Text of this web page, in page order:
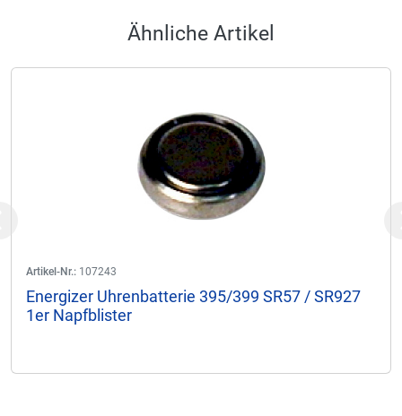
Ähnliche Artikel
Artikel-Nr.: 107243
Energizer Uhrenbatterie 395/399 SR57 / SR927
1er Napfblister